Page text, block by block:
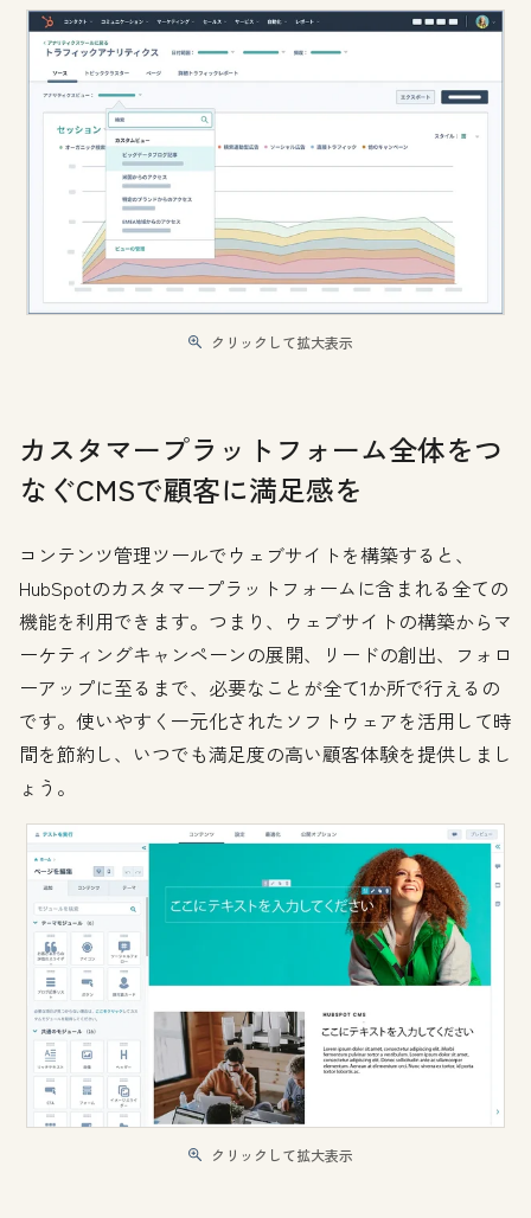
クリックして拡大表示
カスタマープラットフォーム全体をつ
なぐCMSで顧客に満足感を
コンテンツ管理ツールでウェブサイトを構築すると、
HubSpotのカスタマープラットフォームに含まれる全ての
機能を利用できます。つまり、ウェブサイトの構築からマ
ーケティングキャンペーンの展開、リードの創出、フォロ
ーアップに至るまで、必要なことが全て1か所で行えるの
です。使いやすく一元化されたソフトウェアを活用して時
間を節約し、いつでも満足度の高い顧客体験を提供しまし
ょう。
クリックして拡大表示